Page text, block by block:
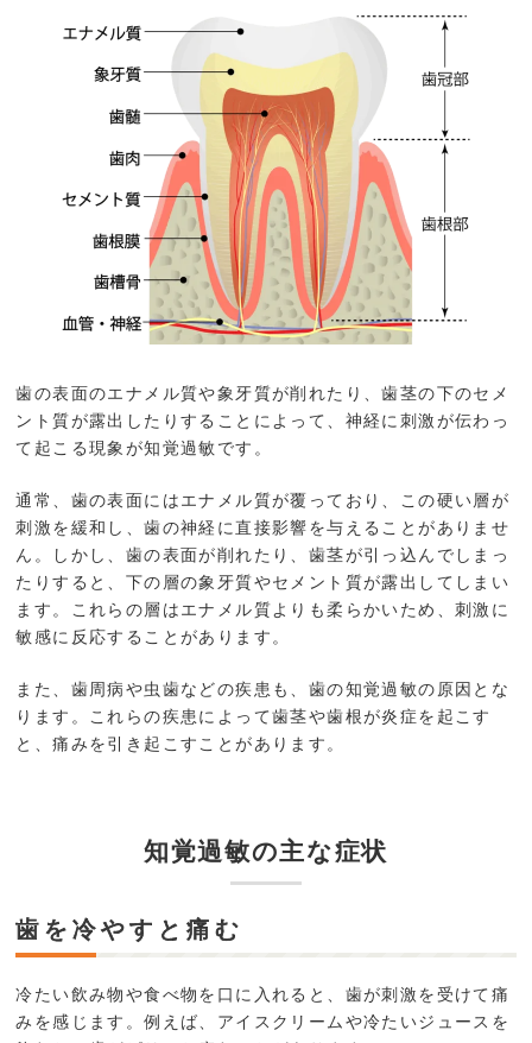
歯の表面のエナメル質や象牙質が削れたり、歯茎の下のセメ
ント質が露出したりすることによって、神経に刺激が伝わっ
て起こる現象が知覚過敏です。
通常、歯の表面にはエナメル質が覆っており、この硬い層が
刺激を緩和し、歯の神経に直接影響を与えることがありませ
ん。しかし、歯の表面が削れたり、歯茎が引っ込んでしまっ
たりすると、下の層の象牙質やセメント質が露出してしまい
ます。これらの層はエナメル質よりも柔らかいため、刺激に
敏感に反応することがあります。
また、歯周病や虫歯などの疾患も、歯の知覚過敏の原因とな
ります。これらの疾患によって歯茎や歯根が炎症を起こす
と、痛みを引き起こすことがあります。
知覚過敏の主な症状
歯を冷やすと痛む
冷たい飲み物や食べ物を口に入れると、歯が刺激を受けて痛
みを感じます。例えば、アイスクリームや冷たいジュースを